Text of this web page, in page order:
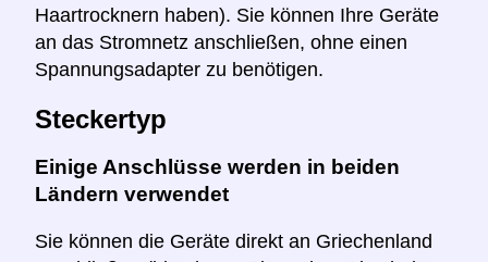
Haartrocknern haben). Sie können Ihre Geräte
an das Stromnetz anschließen, ohne einen
Spannungsadapter zu benötigen.
Steckertyp
Einige Anschlüsse werden in beiden
Ländern verwendet
Sie können die Geräte direkt an Griechenland